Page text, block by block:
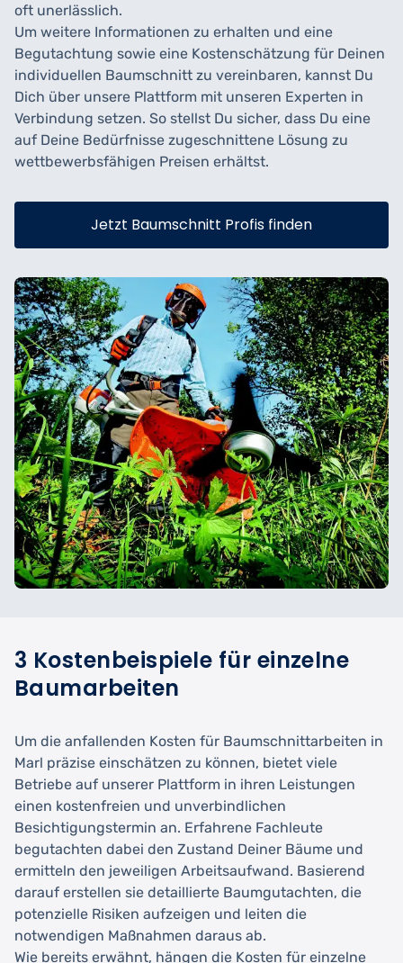
oft unerlässlich.
Um weitere Informationen zu erhalten und eine
Begutachtung sowie eine Kostenschätzung für Deinen
individuellen Baumschnitt zu vereinbaren, kannst Du
Dich über unsere Plattform mit unseren Experten in
Verbindung setzen. So stellst Du sicher, dass Du eine
auf Deine Bedürfnisse zugeschnittene Lösung zu
wettbewerbsfähigen Preisen erhältst.
Jetzt Baumschnitt Profis finden
3 Kostenbeispiele für einzelne
Baumarbeiten
Um die anfallenden Kosten für Baumschnittarbeiten in
Marl präzise einschätzen zu können, bietet viele
Betriebe auf unserer Plattform in ihren Leistungen
einen kostenfreien und unverbindlichen
Besichtigungstermin an. Erfahrene Fachleute
begutachten dabei den Zustand Deiner Bäume und
ermitteln den jeweiligen Arbeitsaufwand. Basierend
darauf erstellen sie detaillierte Baumgutachten, die
potenzielle Risiken aufzeigen und leiten die
notwendigen Maßnahmen daraus ab.
Wie bereits erwähnt, hängen die Kosten für einzelne